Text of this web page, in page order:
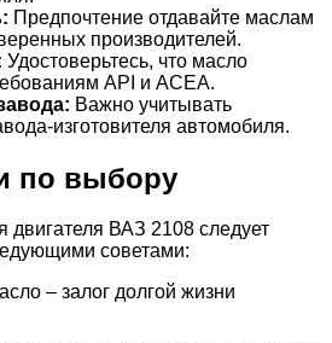
Предпочтение отдавайте маслам
производителей.
Удостоверьтесь, что масло
API и ACEA.
Важно учитывать
изготовителя автомобиля.
по выбору
ВАЗ 2108 следует
советами:
– залог долгой жизни